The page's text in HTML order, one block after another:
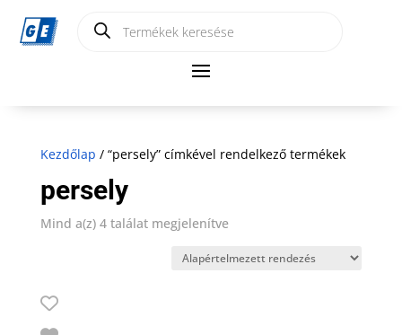
search
Kezdőlap / “persely” címkével rendelkező termékek
persely
Mind a(z) 4 találat megjelenítve